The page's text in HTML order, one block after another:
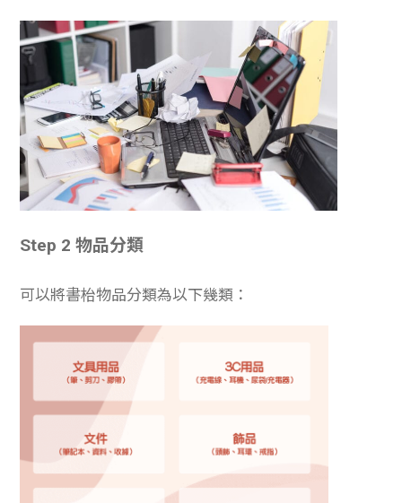
Step 2 物品分類
可以將書枱物品分類為以下幾類：